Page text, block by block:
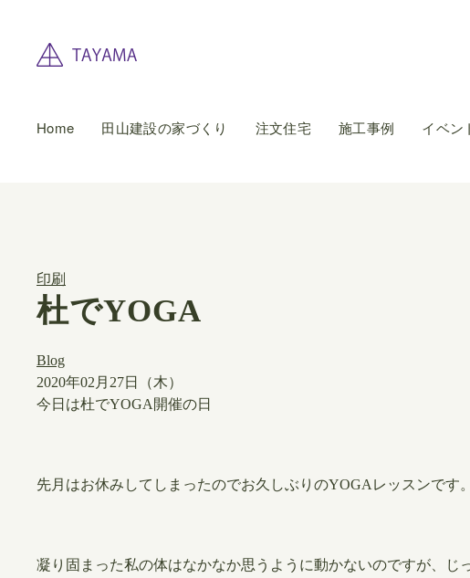
Home 田山建設の家づくり 注文住宅 施工事例 イベン
印刷
杜でYOGA
Blog
2020年02月27日（木）
今日は杜でYOGA開催の日
先月はお休みしてしまったのでお久しぶりのYOGAレッスンです。
凝り固まった私の体はなかなか思うように動かないのですが、じ